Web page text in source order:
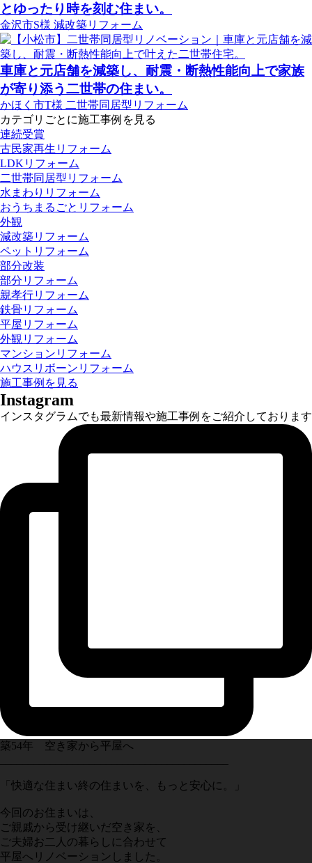
とゆったり時を刻む住まい。
金沢市S様 減改築リフォーム
車庫と元店舗を減築し、耐震・断熱性能向上で家族
が寄り添う二世帯の住まい。
かほく市T様 二世帯同居型リフォーム
カテゴリごとに施工事例を見る
連続受賞
古民家再生リフォーム
LDKリフォーム
二世帯同居型リフォーム
水まわりリフォーム
おうちまるごとリフォーム
外観
減改築リフォーム
ペットリフォーム
部分改装
部分リフォーム
親孝行リフォーム
鉄骨リフォーム
平屋リフォーム
外観リフォーム
マンションリフォーム
ハウスリボーンリフォーム
施工事例を見る
Instagram
インスタグラムでも最新情報や施工事例をご紹介しております
築54年 空き家から平屋へ
「快適な住まい終の住まいを、もっと安心に。」
今回のお住まいは、
ご親戚から受け継いだ空き家を、
ご夫婦お二人の暮らしに合わせて
平屋へリノベーションしました。